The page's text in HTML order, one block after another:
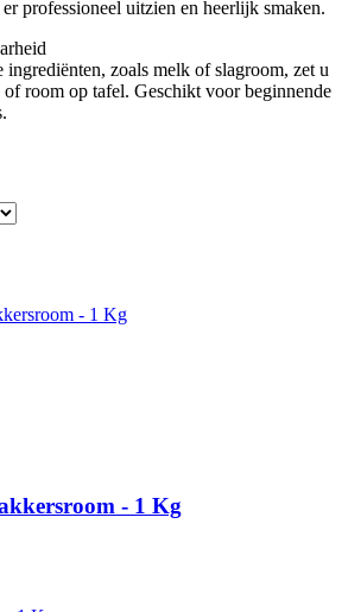
professioneel uitzien en heerlijk smaken.
ingrediënten, zoals melk of slagroom, zet u
of room op tafel. Geschikt voor beginnende
- 1 Kg